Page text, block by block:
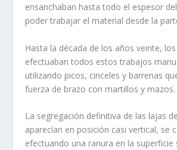
en­sanchaban hasta todo el espesor
poder trabajar el material desde la
Hasta la década de los años veinte,
efectuaban todos estos trabajos
utilizando picos, cinceles y barrenas
fuerza de brazo con martillos y mazos.
La segregación definitiva de las lajas
aparecían en po­sición casi vertical, se
efectuando una ranura en la superficie